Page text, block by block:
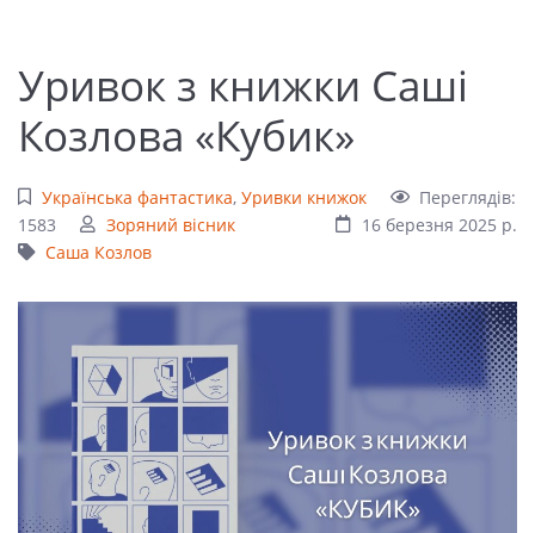
Уривок з книжки Саші
Козлова «Кубик»
Українська фантастика, Уривки книжок
Переглядів:
1583
Зоряний вісник
16 березня 2025 р.
Саша Козлов